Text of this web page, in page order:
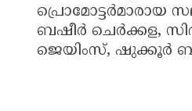
പ്രൊമോട്ടർമാരായ
ബഷീർ ചെർക്കള,
ജെയിംസ്, ഷുക്കൂർ